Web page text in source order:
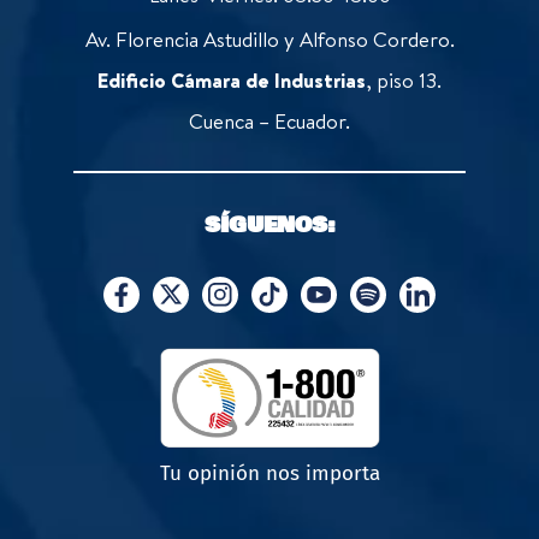
Av. Florencia Astudillo y Alfonso Cordero.
Edificio Cámara de Industrias, piso 13.
Cuenca – Ecuador.
SÍGUENOS:
Tu opinión nos importa